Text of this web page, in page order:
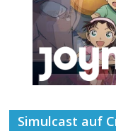
Simulcast auf